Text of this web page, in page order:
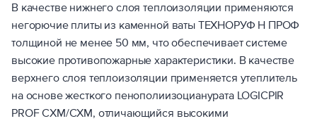
В качестве нижнего слоя теплоизоляции применяются
негорючие плиты из каменной ваты ТЕХНОРУФ Н ПРОФ
толщиной не менее 50 мм, что обеспечивает системе
высокие противопожарные характеристики. В качестве
верхнего слоя теплоизоляции применяется утеплитель
на основе жесткого пенополиизоцианурата LOGICPIR
PROF СХМ/СХМ, отличающийся высокими